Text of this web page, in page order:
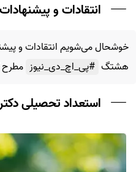
انتقادات و پیشنهادات
خوشحال می‌شویم انتقادات و
هشتگ #پی_اچ_دی_نیوز مطرح
استعداد تحصیلی دکتری